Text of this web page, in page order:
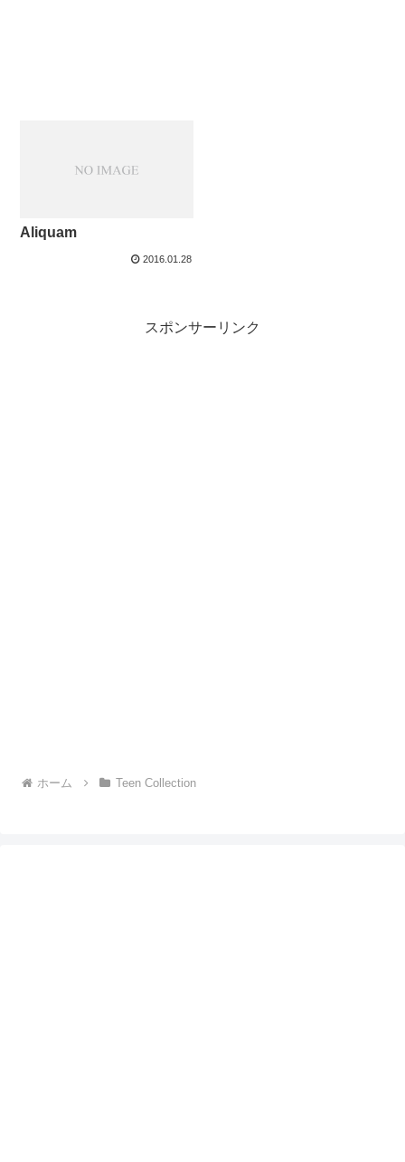
Aliquam
2016.01.28
スポンサーリンク
ホーム Teen Collection